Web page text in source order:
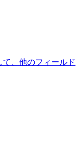
、他のフィールド